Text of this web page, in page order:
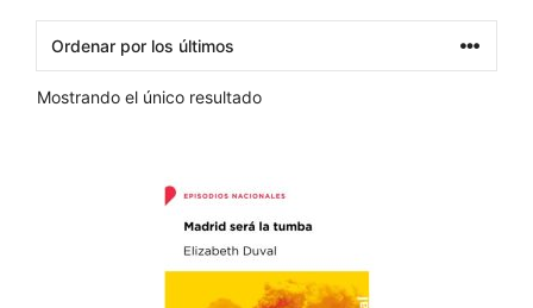
Mostrando el único resultado